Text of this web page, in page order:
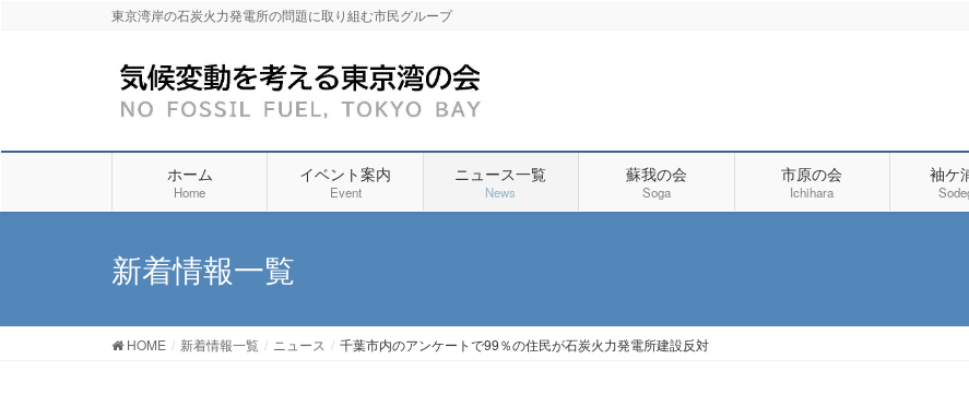
東京湾岸の石炭火力発電所の問題に取り組む市民グループ
ホーム
Home
イベント案内
Event
ニュース一覧
News
蘇我の会
Soga
市原の会
Ichihara
袖ケ
新着情報一覧
HOME 新着情報一覧 ニュース 千葉市内のアンケートで99％の住民が石炭火力発電所建設反対